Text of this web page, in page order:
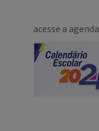
acesse a agenda